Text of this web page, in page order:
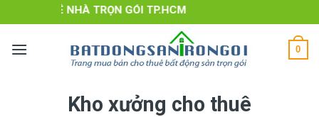
to
content
VỤ THUÊ NHÀ TRỌN GÓI TP.HCM
0
Kho xưởng cho thuê